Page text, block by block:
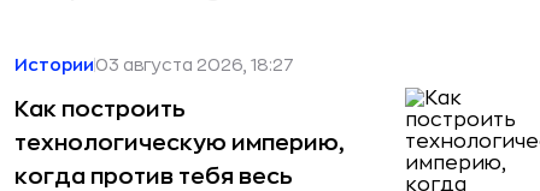
Истории 03 августа 2026, 18:27
Как построить
технологическую империю,
когда против тебя весь